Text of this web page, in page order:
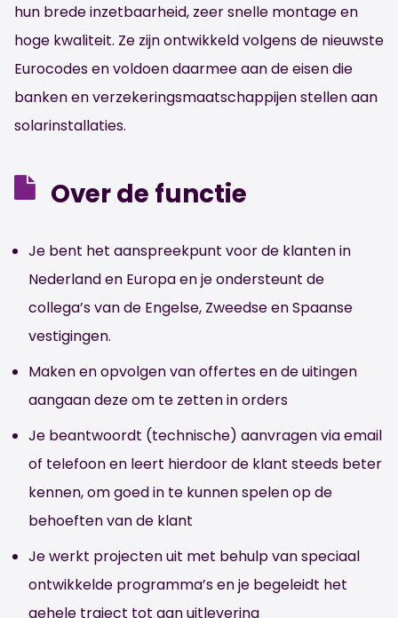
hun brede inzetbaarheid, zeer snelle montage en
hoge kwaliteit. Ze zijn ontwikkeld volgens de nieuwste
Eurocodes en voldoen daarmee aan de eisen die
banken en verzekeringsmaatschappijen stellen aan
solarinstallaties.
Over de functie
Je bent het aanspreekpunt voor de klanten in
Nederland en Europa en je ondersteunt de
collega’s van de Engelse, Zweedse en Spaanse
vestigingen.
Maken en opvolgen van offertes en de uitingen
aangaan deze om te zetten in orders
Je beantwoordt (technische) aanvragen via email
of telefoon en leert hierdoor de klant steeds beter
kennen, om goed in te kunnen spelen op de
behoeften van de klant
Je werkt projecten uit met behulp van speciaal
ontwikkelde programma’s en je begeleidt het
gehele traject tot aan uitlevering